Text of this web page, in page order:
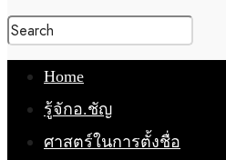
Home
รู้จักอ.ชัญ
ศาสตร์ในการตั้งชื่อ